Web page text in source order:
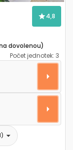
4,8
dovolenou)
Počet jednotek: 3
A-12687-a
)